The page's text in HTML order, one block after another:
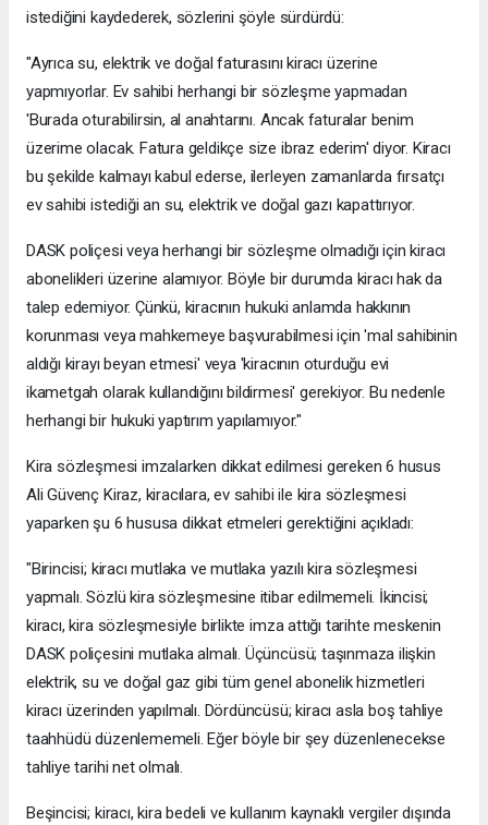
istediğini kaydederek, sözlerini şöyle sürdürdü:
"Ayrıca su, elektrik ve doğal faturasını kiracı üzerine
yapmıyorlar. Ev sahibi herhangi bir sözleşme yapmadan
'Burada oturabilirsin, al anahtarını. Ancak faturalar benim
üzerime olacak. Fatura geldikçe size ibraz ederim' diyor. Kiracı
bu şekilde kalmayı kabul ederse, ilerleyen zamanlarda fırsatçı
ev sahibi istediği an su, elektrik ve doğal gazı kapattırıyor.
DASK poliçesi veya herhangi bir sözleşme olmadığı için kiracı
abonelikleri üzerine alamıyor. Böyle bir durumda kiracı hak da
talep edemiyor. Çünkü, kiracının hukuki anlamda hakkının
korunması veya mahkemeye başvurabilmesi için 'mal sahibinin
aldığı kirayı beyan etmesi' veya 'kiracının oturduğu evi
ikametgah olarak kullandığını bildirmesi' gerekiyor. Bu nedenle
herhangi bir hukuki yaptırım yapılamıyor."
Kira sözleşmesi imzalarken dikkat edilmesi gereken 6 husus
Ali Güvenç Kiraz, kiracılara, ev sahibi ile kira sözleşmesi
yaparken şu 6 hususa dikkat etmeleri gerektiğini açıkladı:
"Birincisi; kiracı mutlaka ve mutlaka yazılı kira sözleşmesi
yapmalı. Sözlü kira sözleşmesine itibar edilmemeli. İkincisi;
kiracı, kira sözleşmesiyle birlikte imza attığı tarihte meskenin
DASK poliçesini mutlaka almalı. Üçüncüsü; taşınmaza ilişkin
elektrik, su ve doğal gaz gibi tüm genel abonelik hizmetleri
kiracı üzerinden yapılmalı. Dördüncüsü; kiracı asla boş tahliye
taahhüdü düzenlememeli. Eğer böyle bir şey düzenlenecekse
tahliye tarihi net olmalı.
Beşincisi; kiracı, kira bedeli ve kullanım kaynaklı vergiler dışında